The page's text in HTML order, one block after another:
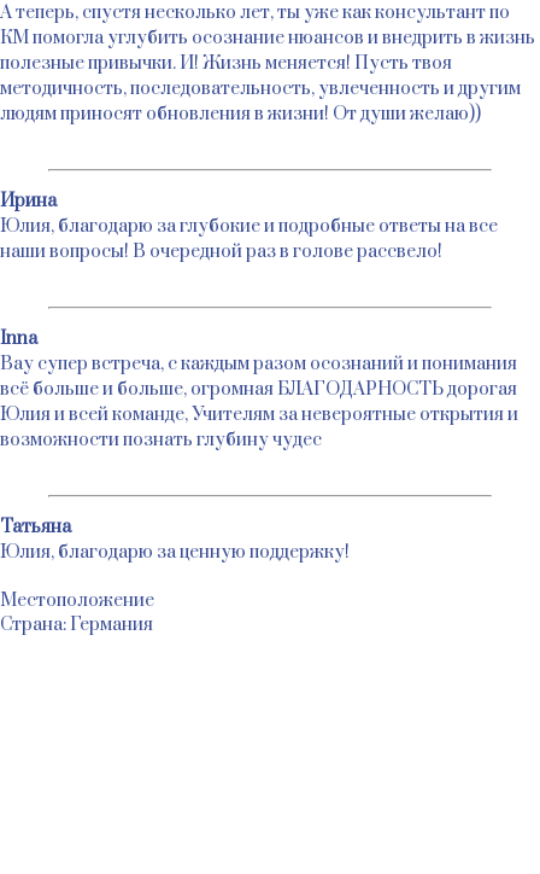
А теперь, спустя несколько лет, ты уже как консультант по
КМ помогла углубить осознание нюансов и внедрить в жизнь
полезные привычки. И! Жизнь меняется! Пусть твоя
методичность, последовательность, увлеченность и другим
людям приносят обновления в жизни! От души желаю))
Ирина
Юлия, благодарю за глубокие и подробные ответы на все
наши вопросы! В очередной раз в голове рассвело!
Inna
Вау супер встреча, с каждым разом осознаний и понимания
всё больше и больше, огромная БЛАГОДАРНОСТЬ дорогая
Юлия и всей команде, Учителям за невероятные открытия и
возможности познать глубину чудеc
Татьяна
Юлия, благодарю за ценную поддержку!
Местоположение
Страна: Германия